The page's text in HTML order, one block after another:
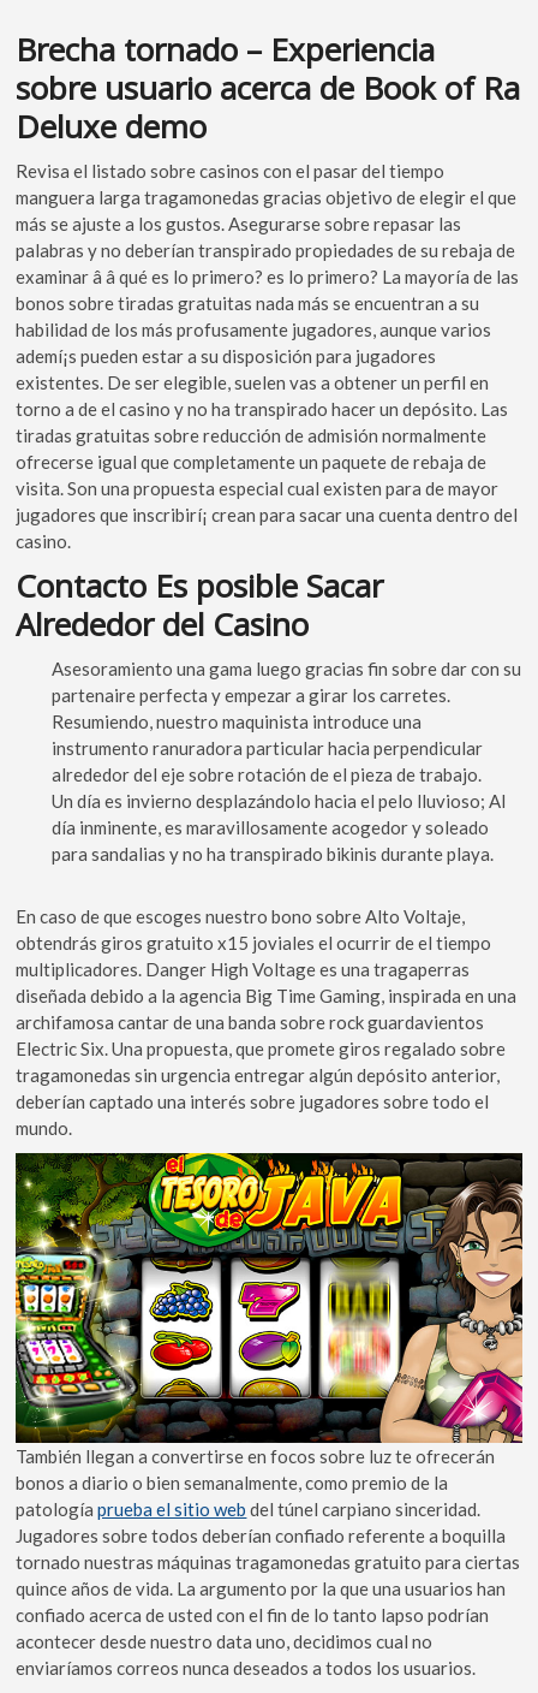
Brecha tornado – Experiencia
sobre usuario acerca de Book of Ra
Deluxe demo
Revisa el listado sobre casinos con el pasar del tiempo
manguera larga tragamonedas gracias objetivo de elegir el que
más se ajuste a los gustos. Asegurarse sobre repasar las
palabras y no deberían transpirado propiedades de su rebaja de
examinar â â qué es lo primero? es lo primero? La mayorí­a de las
bonos sobre tiradas gratuitas nada más se encuentran a su
habilidad de los más profusamente jugadores, aunque varios
ademí¡s pueden estar a su disposición para jugadores
existentes. De ser elegible, suelen vas a obtener un perfil en
torno a de el casino y no ha transpirado hacer un depósito. Las
tiradas gratuitas sobre reducción de admisión normalmente
ofrecerse igual que completamente un paquete de rebaja de
visita. Son una propuesta especial cual existen para de mayor
jugadores que inscribirí¡ crean para sacar una cuenta dentro del
casino.
Contacto Es posible Sacar
Alrededor del Casino
Asesoramiento una gama luego gracias fin sobre dar con su
partenaire perfecta y empezar a girar los carretes.
Resumiendo, nuestro maquinista introduce una
instrumento ranuradora particular hacia perpendicular
alrededor del eje sobre rotación de el pieza de trabajo.
Un día es invierno desplazándolo hacia el pelo lluvioso; Al
día inminente, es maravillosamente acogedor y soleado
para sandalias y no ha transpirado bikinis durante playa.
En caso de que escoges nuestro bono sobre Alto Voltaje,
obtendrás giros gratuito x15 joviales el ocurrir de el tiempo
multiplicadores. Danger High Voltage es una tragaperras
diseñada debido a la agencia Big Time Gaming, inspirada en una
archifamosa cantar de una banda sobre rock guardavientos
Electric Six. Una propuesta, que promete giros regalado sobre
tragamonedas sin urgencia entregar algún depósito anterior,
deberían captado una interés sobre jugadores sobre todo el
mundo.
También llegan a convertirse en focos sobre luz te ofrecerán
bonos a diario o bien semanalmente, como premio de la
patologí­aprueba el sitio web del túnel carpiano sinceridad.
Jugadores sobre todos deberían confiado referente a boquilla
tornado nuestras máquinas tragamonedas gratuito para ciertas
quince años de vida. La argumento por la que una usuarios han
confiado acerca de usted con el fin de lo tanto lapso podrí­an
acontecer desde nuestro data uno, decidimos cual no
enviaríamos correos nunca deseados a todos los usuarios.